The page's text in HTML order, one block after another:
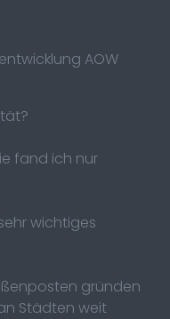
AOW
fand ich nur
wichtiges
gründen
Städten weit